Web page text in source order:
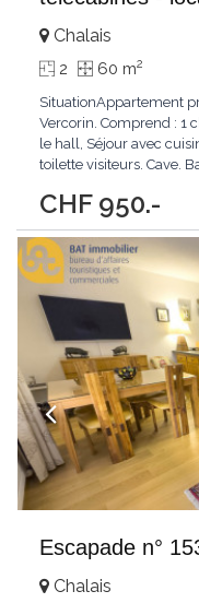
CHF 950.-
Chalais
2 60 m2
SituationAppartement
Vercorin. Comprend : 1
le hall, Séjour avec
toilette visiteurs. Cave.
Escapade n°
Chalais